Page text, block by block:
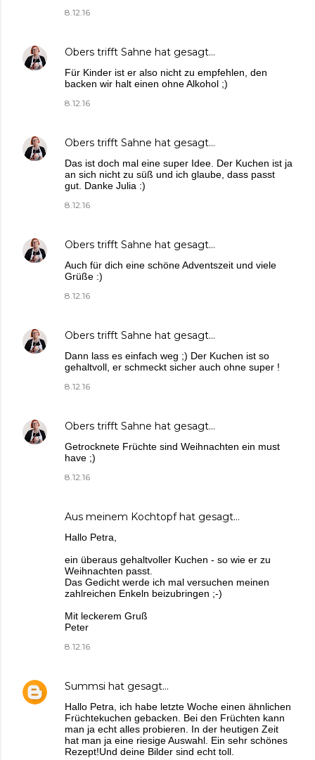
8.12.16
Obers trifft Sahne hat gesagt…
Für Kinder ist er also nicht zu empfehlen, den
backen wir halt einen ohne Alkohol ;)
8.12.16
Obers trifft Sahne hat gesagt…
Das ist doch mal eine super Idee. Der Kuchen ist ja
an sich nicht zu süß und ich glaube, dass passt
gut. Danke Julia :)
8.12.16
Obers trifft Sahne hat gesagt…
Auch für dich eine schöne Adventszeit und viele
Grüße :)
8.12.16
Obers trifft Sahne hat gesagt…
Dann lass es einfach weg ;) Der Kuchen ist so
gehaltvoll, er schmeckt sicher auch ohne super !
8.12.16
Obers trifft Sahne hat gesagt…
Getrocknete Früchte sind Weihnachten ein must
have ;)
8.12.16
Aus meinem Kochtopfhat gesagt…
Hallo Petra,
ein überaus gehaltvoller Kuchen - so wie er zu
Weihnachten passt.
Das Gedicht werde ich mal versuchen meinen
zahlreichen Enkeln beizubringen ;-)
Mit leckerem Gruß
Peter
8.12.16
Summsi hat gesagt…
Hallo Petra, ich habe letzte Woche einen ähnlichen
Früchtekuchen gebacken. Bei den Früchten kann
man ja echt alles probieren. In der heutigen Zeit
hat man ja eine riesige Auswahl. Ein sehr schönes
Rezept!Und deine Bilder sind echt toll.